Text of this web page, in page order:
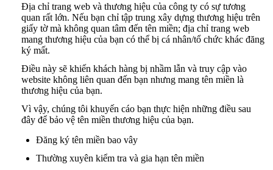
Địa chỉ trang web và thương hiệu của công ty có sự tương
quan rất lớn. Nếu bạn chỉ tập trung xây dựng thương hiệu trên
giấy tờ mà không quan tâm đến tên miền; địa chỉ trang web
mang thương hiệu của bạn có thể bị cá nhân/tổ chức khác đăng
ký mất.
Điều này sẽ khiến khách hàng bị nhầm lẫn và truy cập vào
website không liên quan đến bạn nhưng mang tên miền là
thương hiệu của bạn.
Vì vậy, chúng tôi khuyến cáo bạn thực hiện những điều sau
đây để bảo vệ tên miền thương hiệu của bạn.
Đăng ký tên miền bao vây
Thường xuyên kiểm tra và gia hạn tên miền